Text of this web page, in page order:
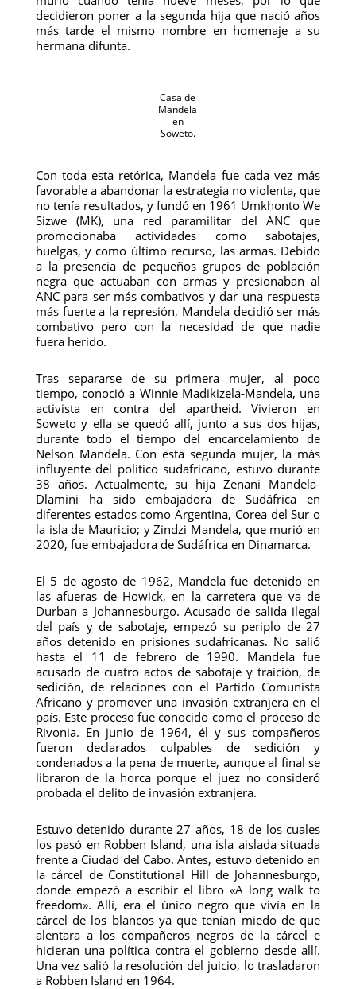
decidieron poner a la segunda hija que nació años
más tarde el mismo nombre en homenaje a su
hermana difunta.
Casa de
Mandela
en
Soweto.
Con toda esta retórica, Mandela fue cada vez más
favorable a abandonar la estrategia no violenta, que
no tenía resultados, y fundó en 1961 Umkhonto We
Sizwe (MK), una red paramilitar del ANC que
promocionaba actividades como sabotajes,
huelgas, y como último recurso, las armas. Debido
a la presencia de pequeños grupos de población
negra que actuaban con armas y presionaban al
ANC para ser más combativos y dar una respuesta
más fuerte a la represión, Mandela decidió ser más
combativo pero con la necesidad de que nadie
fuera herido.
Tras separarse de su primera mujer, al poco
tiempo, conoció a Winnie Madikizela-Mandela, una
activista en contra del apartheid. Vivieron en
Soweto y ella se quedó allí, junto a sus dos hijas,
durante todo el tiempo del encarcelamiento de
Nelson Mandela. Con esta segunda mujer, la más
influyente del político sudafricano, estuvo durante
38 años. Actualmente, su hija Zenani Mandela-
Dlamini ha sido embajadora de Sudáfrica en
diferentes estados como Argentina, Corea del Sur o
la isla de Mauricio; y Zindzi Mandela, que murió en
2020, fue embajadora de Sudáfrica en Dinamarca.
El 5 de agosto de 1962, Mandela fue detenido en
las afueras de Howick, en la carretera que va de
Durban a Johannesburgo. Acusado de salida ilegal
del país y de sabotaje, empezó su periplo de 27
años detenido en prisiones sudafricanas. No salió
hasta el 11 de febrero de 1990. Mandela fue
acusado de cuatro actos de sabotaje y traición, de
sedición, de relaciones con el Partido Comunista
Africano y promover una invasión extranjera en el
país. Este proceso fue conocido como el proceso de
Rivonia. En junio de 1964, él y sus compañeros
fueron declarados culpables de sedición y
condenados a la pena de muerte, aunque al final se
libraron de la horca porque el juez no consideró
probada el delito de invasión extranjera.
Estuvo detenido durante 27 años, 18 de los cuales
los pasó en Robben Island, una isla aislada situada
frente a Ciudad del Cabo. Antes, estuvo detenido en
la cárcel de Constitutional Hill de Johannesburgo,
donde empezó a escribir el libro «A long walk to
freedom». Allí, era el único negro que vivía en la
cárcel de los blancos ya que tenían miedo de que
alentara a los compañeros negros de la cárcel e
hicieran una política contra el gobierno desde allí.
Una vez salió la resolución del juicio, lo trasladaron
a Robben Island en 1964.